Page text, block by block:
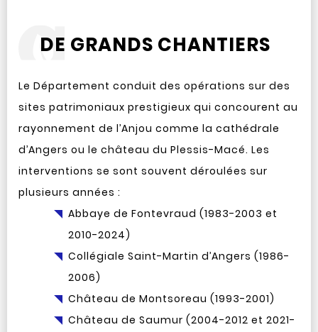
DE GRANDS CHANTIERS
Le Département conduit des opérations sur des
sites patrimoniaux prestigieux qui concourent au
rayonnement de l’Anjou comme la cathédrale
d’Angers ou le château du Plessis-Macé. Les
interventions se sont souvent déroulées sur
plusieurs années :
Abbaye de Fontevraud (1983-2003 et
2010-2024)
Collégiale Saint-Martin d’Angers (1986-
2006)
Château de Montsoreau (1993-2001)
Château de Saumur (2004-2012 et 2021-